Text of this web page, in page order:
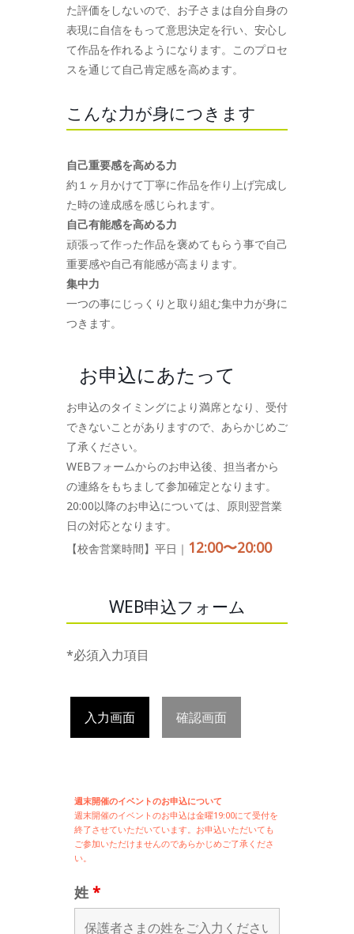
た評価をしないので、お子さまは自分自身の
表現に自信をもって意思決定を行い、安心し
て作品を作れるようになります。このプロセ
スを通じて自己肯定感を高めます。
こんな力が身につきます
自己重要感を高める力
約１ヶ月かけて丁寧に作品を作り上げ完成し
た時の達成感を感じられます。
自己有能感を高める力
頑張って作った作品を褒めてもらう事で自己
重要感や自己有能感が高まります。
集中力
一つの事にじっくりと取り組む集中力が身に
つきます。
お申込にあたって
お申込のタイミングにより満席となり、受付
できないことがありますので、あらかじめご
了承ください。
WEBフォームからのお申込後、担当者から
の連絡をもちまして参加確定となります。
20:00以降のお申込については、原則翌営業
日の対応となります。
【校舎営業時間】平日｜ 12:00〜20:00
WEB申込フォーム
*必須入力項目
入力画面 確認画面
週末開催のイベントのお申込について
週末開催のイベントのお申込は金曜19:00にて受付を
終了させていただいています。お申込いただいても
ご参加いただけませんのであらかじめご了承くださ
い。
姓 *